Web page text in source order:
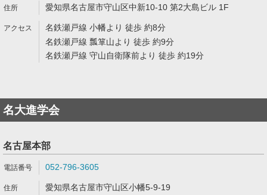
愛知県名古屋市守山区中新10-10 第2大島ビル 1F
名鉄瀬戸線 小幡より 徒歩 約8分
名鉄瀬戸線 瓢箪山より 徒歩 約9分
名鉄瀬戸線 守山自衛隊前より 徒歩 約19分
名大進学会
名古屋本部
052-796-3605
愛知県名古屋市守山区小幡5-9-19